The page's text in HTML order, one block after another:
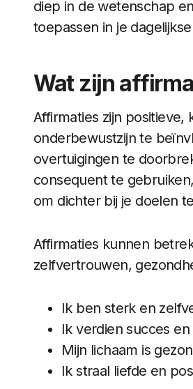
diep in de wetenschap
toepassen in je
Wat zijn
Affirmaties zijn
onderbewustzijn te
overtuigingen te
consequent te
om dichter bij je doelen
Affirmaties kunnen
zelfvertrouwen,
Ik ben sterk en
Ik verdien succes
Mijn lichaam is
Ik straal liefde en